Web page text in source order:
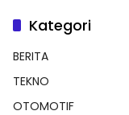
Kategori
BERITA
TEKNO
OTOMOTIF